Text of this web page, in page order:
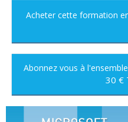
Acheter cette formation
Abonnez vous à
30 €